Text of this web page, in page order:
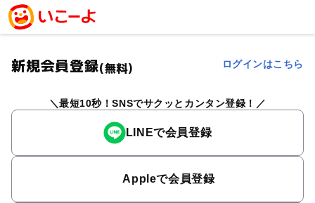
新規会員登録(無料) ログインはこちら
最短10秒！SNSでサクッとカンタン登録！
LINEで会員登録
Appleで会員登録